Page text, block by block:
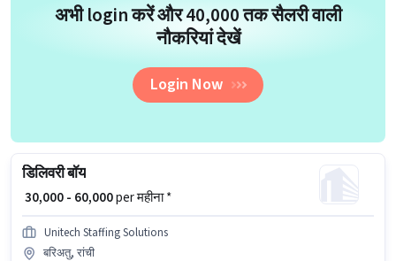
अभी login करें और ₹40,000 तक सैलरी वाली
नौकरियां देखें
Login Now
डिलिवरी बॉय
₹ 30,000 - 60,000per महीना *
Unitech Staffing Solutions
बरिअतु, रांची